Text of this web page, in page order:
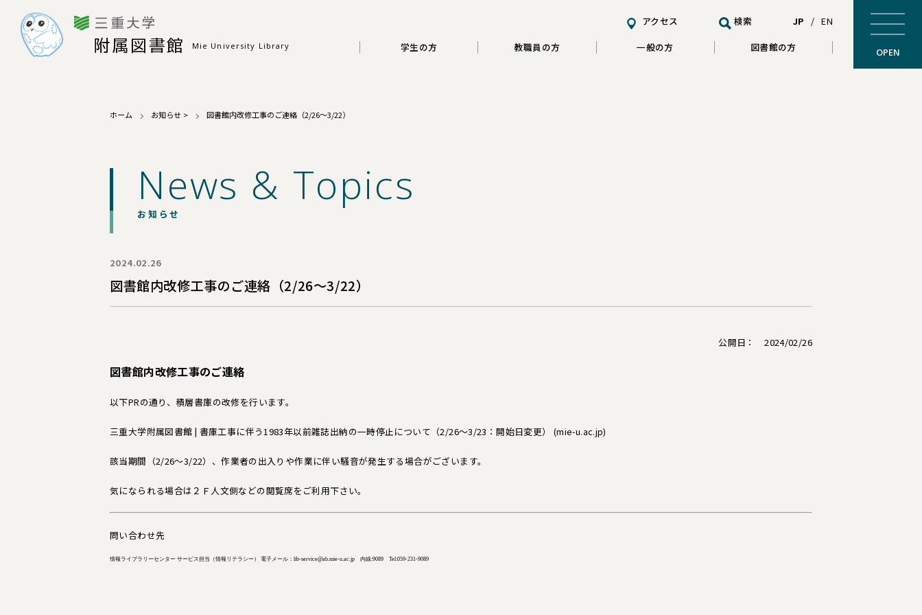
附属図書館 Mie University Library 学生の方 教職員の方 一般の方 図書館の方
アクセス 検索 JP / EN
OPEN
ホーム お知らせ > 図書館内改修工事のご連絡（2/26～3/22）
News & Topics
お知らせ
2024.02.26
図書館内改修工事のご連絡（2/26～3/22）
公開日： 2024/02/26
図書館内改修工事のご連絡
以下PRの通り、積層書庫の改修を行います。
三重大学附属図書館 | 書庫工事に伴う1983年以前雑誌出納の一時停止について（2/26～3/23：開始日変更） (mie-u.ac.jp)
該当期間（2/26～3/22）、作業者の出入りや作業に伴い騒音が発生する場合がございます。
気になられる場合は２Ｆ人文側などの閲覧席をご利用下さい。
問い合わせ先
情報ライブラリーセンター サービス担当（情報リテラシー） 電子メール：lib-service@ab.mie-u.ac.jp 内線:9089 Tel:059-231-9089